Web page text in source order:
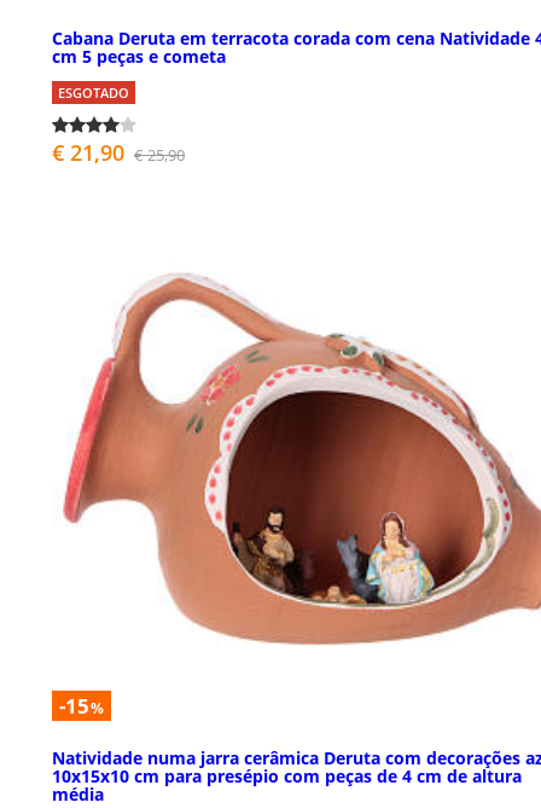
Cabana Deruta em terracota corada com cena Natividade
cm 5 peças e cometa
ESGOTADO
€ 21,90 € 25,90
-15%
Natividade numa jarra cerâmica Deruta com decorações
10x15x10 cm para presépio com peças de 4 cm de altura
média